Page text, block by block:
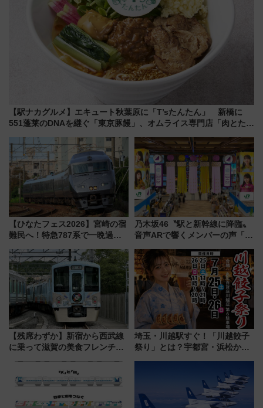
【駅ナカグルメ】エキュート秋葉原に「T’sたんたん」 新橋に
551蓬莱のDNAを継ぐ「東京豚饅」、オムライス専門店「肉とたま
【ひなたフェス2026】宮崎の宿
難民へ！特急787系で一晩過ご
ローおひさま」が救世主に？
乃木坂46〝駅と新幹線に降臨〟
音声ARで響くメンバーの声「真
【残席わずか】新宿から西武線
に乗って滋賀の美食フレンチを
「52席の至福」で味わう近江牛
や伝統文化の特別コラボ
埼玉・川越駅すぐ！「川越餃子
祭り」とは？宇都宮・浜松から